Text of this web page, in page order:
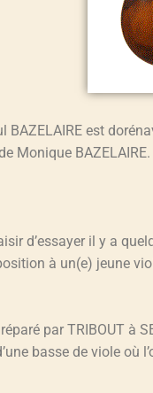
est
Monique BAZELAIRE.
d’essayer il y a
à un(e) jeune
par TRIBOUT à
basse de viole où